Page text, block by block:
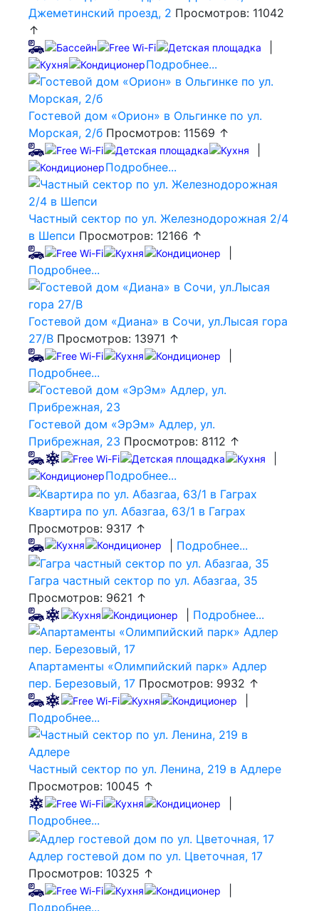
Джеметинский проезд, 2 Просмотров: 11042
↑
Подробнее...
Гостевой дом «Орион» в Ольгинке по ул.
Морская, 2/б Просмотров: 11569 ↑
Подробнее...
Частный сектор по ул. Железнодорожная 2/4
в Шепси Просмотров: 12166 ↑
Подробнее...
Гостевой дом «Диана» в Сочи, ул.Лысая гора
27/В Просмотров: 13971 ↑
Подробнее...
Гостевой дом «ЭрЭм» Адлер, ул.
Прибрежная, 23 Просмотров: 8112 ↑
Подробнее...
Квартира по ул. Абазгаа, 63/1 в Гаграх
Просмотров: 9317 ↑
Подробнее...
Гагра частный сектор по ул. Абазгаа, 35
Просмотров: 9621 ↑
Подробнее...
Апартаменты «Олимпийский парк» Адлер
пер. Березовый, 17 Просмотров: 9932 ↑
Подробнее...
Частный сектор по ул. Ленина, 219 в Адлере
Просмотров: 10045 ↑
Подробнее...
Адлер гостевой дом по ул. Цветочная, 17
Просмотров: 10325 ↑
Подробнее...